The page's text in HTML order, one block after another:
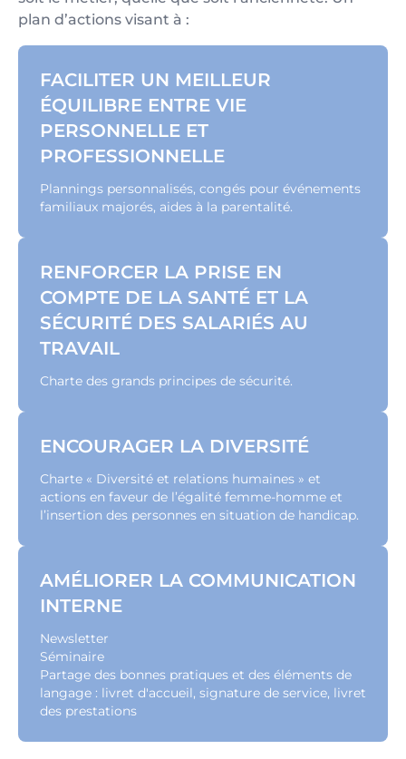
plan d’actions visant à :
FACILITER UN MEILLEUR
ÉQUILIBRE ENTRE VIE
PERSONNELLE ET
PROFESSIONNELLE
Plannings personnalisés, congés pour événements
familiaux majorés, aides à la parentalité.
RENFORCER LA PRISE EN
COMPTE DE LA SANTÉ ET LA
SÉCURITÉ DES SALARIÉS AU
TRAVAIL
Charte des grands principes de sécurité.
ENCOURAGER LA DIVERSITÉ
Charte « Diversité et relations humaines » et
actions en faveur de l’égalité femme-homme et
l’insertion des personnes en situation de handicap.
AMÉLIORER LA COMMUNICATION
INTERNE
Newsletter
Séminaire
Partage des bonnes pratiques et des éléments de
langage : livret d'accueil, signature de service, livret
des prestations